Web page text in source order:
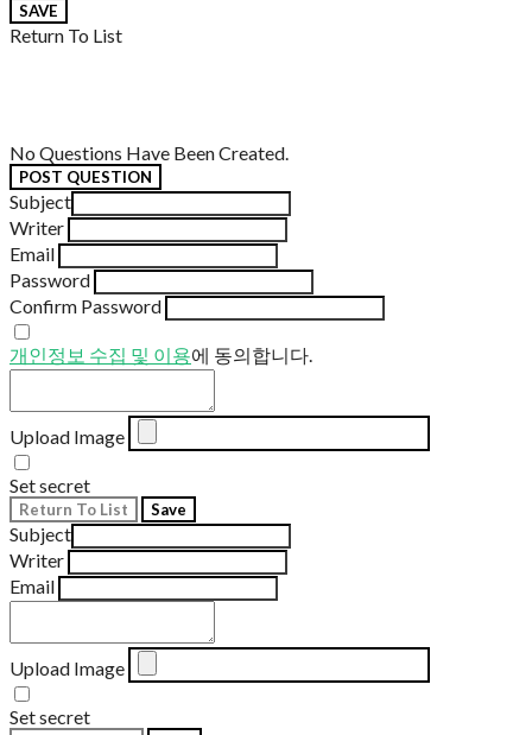
SAVE
Return To List
No Questions Have Been Created.
POST QUESTION
Subject
Writer
Email
Password
Confirm Password
개인정보 수집 및 이용에 동의합니다.
Upload Image
Set secret
Return To List Save
Subject
Writer
Email
Upload Image
Set secret